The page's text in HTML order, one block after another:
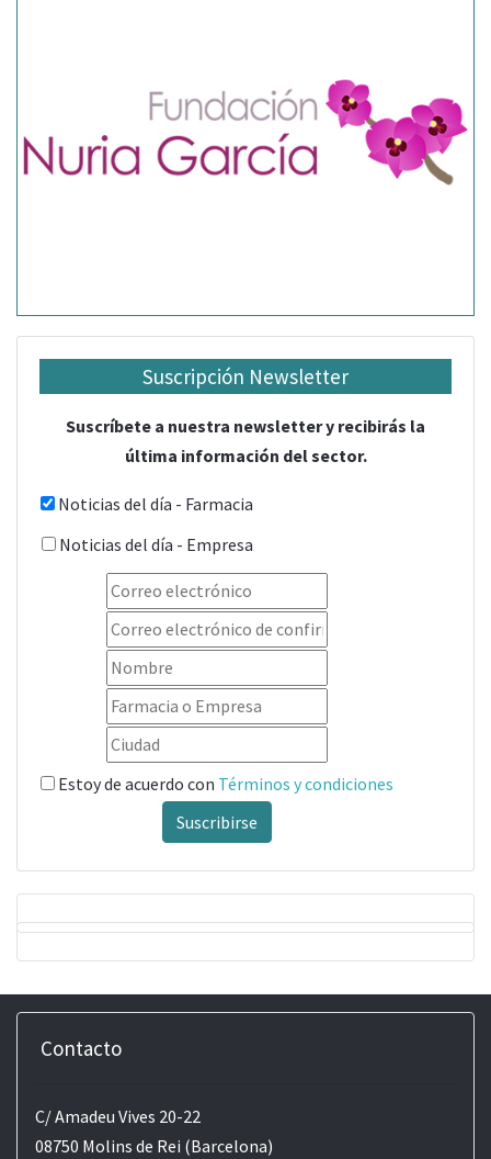
Suscripción Newsletter
Suscríbete a nuestra newsletter y recibirás la
última información del sector.
Noticias del día - Farmacia
Noticias del día - Empresa
Estoy de acuerdo con Términos y condiciones
Suscribirse
Contacto
C/ Amadeu Vives 20-22
08750 Molins de Rei (Barcelona)